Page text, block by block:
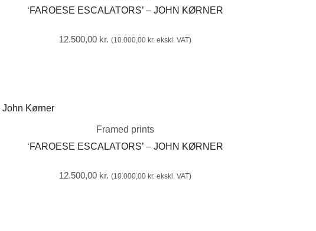
‘FAROESE ESCALATORS’ – JOHN KØRNER
12.500,00 kr. (10.000,00 kr. ekskl. VAT)
Framed prints
‘FAROESE ESCALATORS’ – JOHN KØRNER
12.500,00 kr. (10.000,00 kr. ekskl. VAT)